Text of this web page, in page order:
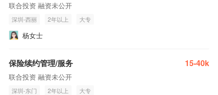
联合投资 融资未公开
深圳-西丽 2年以上 大专
杨女士
保险续约管理/服务 15-40k
联合投资 融资未公开
深圳-东门 2年以上 大专